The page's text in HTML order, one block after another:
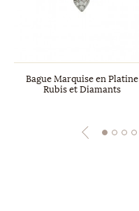
Bague Marquise en Platine
Rubis et Diamants